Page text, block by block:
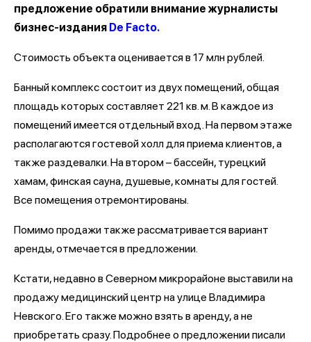
предложение обратили внимание журналисты
бизнес-издания De Facto.
Стоимость объекта оценивается в 17 млн рублей.
Банный комплекс состоит из двух помещений, общая
площадь которых составляет 221 кв. м. В каждое из
помещений имеется отдельный вход. На первом этаже
располагаются гостевой холл для приема клиентов, а
также раздевалки. На втором – бассейн, турецкий
хамам, финская сауна, душевые, комнаты для гостей.
Все помещения отремонтированы.
Помимо продажи также рассматривается вариант
аренды, отмечается в предложении.
Кстати, недавно в Северном микрорайоне выставили на
продажу медицинский центр на улице Владимира
Невского. Его также можно взять в аренду, а не
приобретать сразу. Подробнее о предложении писали